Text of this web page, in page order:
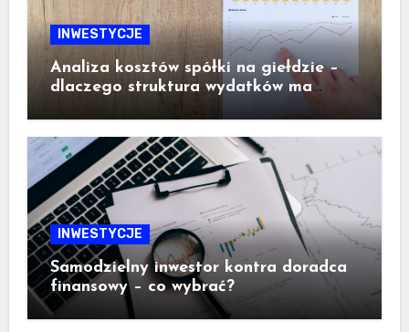
INWESTYCJE
Analiza kosztów spółki na giełdzie –
dlaczego struktura wydatków ma
ogromne znaczenie dla inwestora
INWESTYCJE
Samodzielny inwestor kontra doradca
finansowy – co wybrać?